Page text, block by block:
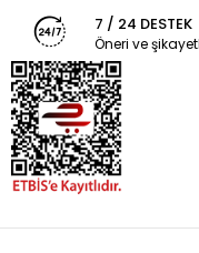
7 / 24 DESTEK
Öneri ve